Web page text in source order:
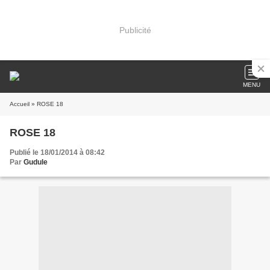
Publicité
MENU
Accueil » ROSE 18
ROSE 18
Publié le 18/01/2014 à 08:42
Par Gudule